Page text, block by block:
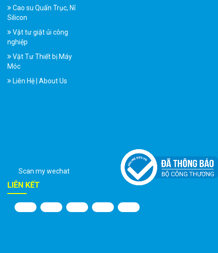
Cao su Quấn Trục, Nỉ
Silicon
Vật tư giặt ủi công
nghiệp
Vật Tư Thiết bị Máy
Móc
Liên Hệ | About Us
Scan my wechat
LIÊN KẾT